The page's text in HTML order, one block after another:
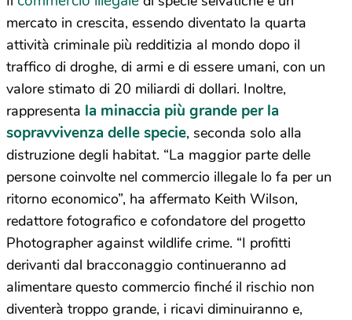
mercato in crescita, essendo diventato la quarta
attività criminale più redditizia al mondo dopo il
traffico di droghe, di armi e di essere umani, con un
valore stimato di 20 miliardi di dollari. Inoltre,
rappresenta la minaccia più grande per la
sopravvivenza delle specie, seconda solo alla
distruzione degli habitat. “La maggior parte delle
persone coinvolte nel commercio illegale lo fa per un
ritorno economico”, ha affermato Keith Wilson,
redattore fotografico e cofondatore del progetto
Photographer against wildlife crime. “I profitti
derivanti dal bracconaggio continueranno ad
alimentare questo commercio finché il rischio non
diventerà troppo grande, i ricavi diminuiranno e,